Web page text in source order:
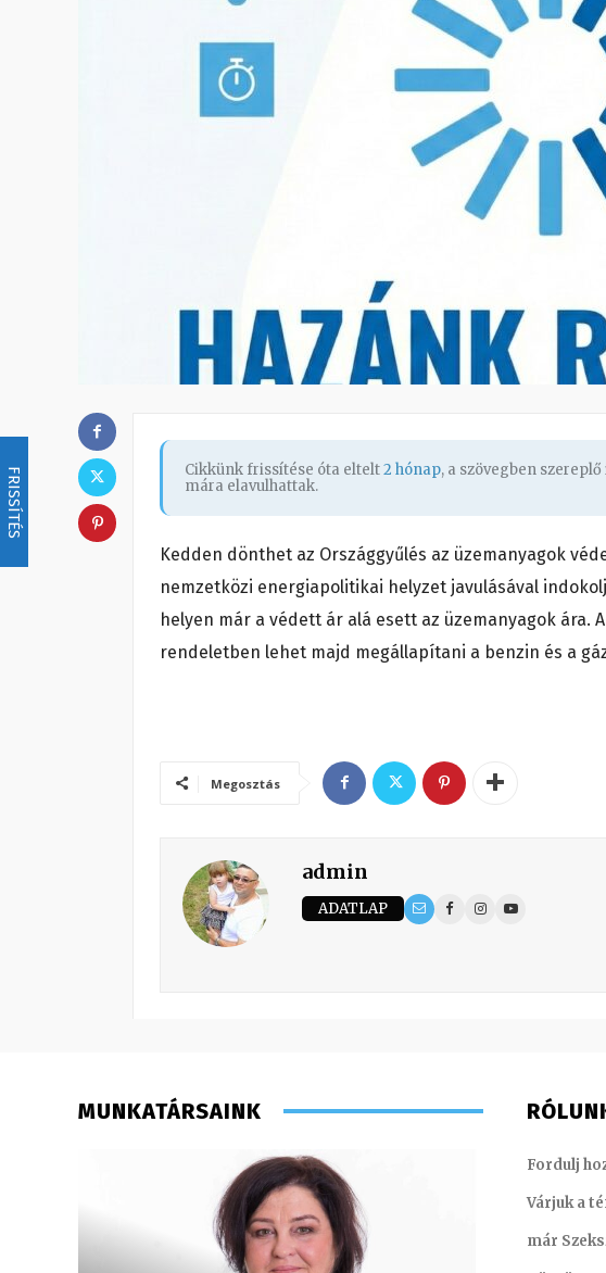
FRISSÍTÉS Cikkünk frissítése óta eltelt2 hónap, a szövegben
mára elavulhattak.
Kedden dönthet az Országgyűlés az üzemanyagok
nemzetközi energiapolitikai helyzet javulásával
helyen már a védett ár alá esett az üzemanyagok ára.
rendeletben lehet majd megállapítani a benzin és a
Megosztás
admin
ADATLAP
MUNKATÁRSAINK
Fordulj
Várjuk a
már